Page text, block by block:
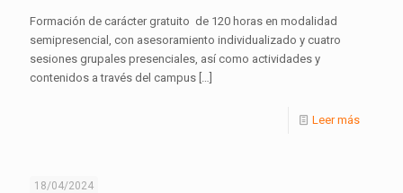
Formación de carácter gratuito de 120 horas en modalidad
semipresencial, con asesoramiento individualizado y cuatro
sesiones grupales presenciales, así como actividades y
contenidos a través del campus
Leer más
18/04/2024